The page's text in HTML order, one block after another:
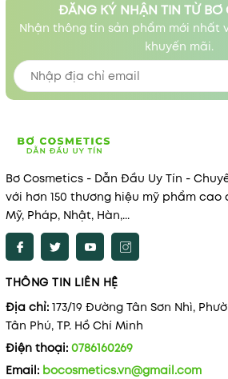
ĐĂNG KÝ NHẬN TIN TỪ BƠ
Nhận thông tin sản phẩm mới nhất
khuyến mãi.
Bơ Cosmetics - Dẫn Đầu Uy Tín -
với hơn 150 thương hiệu mỹ phẩm
Mỹ, Pháp, Nhật, Hàn,...
THÔNG TIN LIÊN HỆ
Địa chỉ: 173/19 Đường Tân Sơn Nhì,
Tân Phú, TP. Hồ Chí Minh
Điện thoại: 0786160269
Email: bocosmetics.vn@gmail.com